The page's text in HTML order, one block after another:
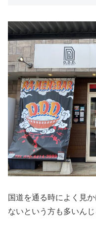
国道を通る時によく見
ないという方も多いん